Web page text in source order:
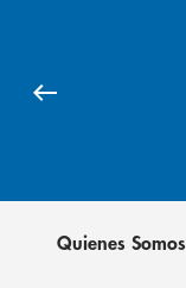
Quienes Somos